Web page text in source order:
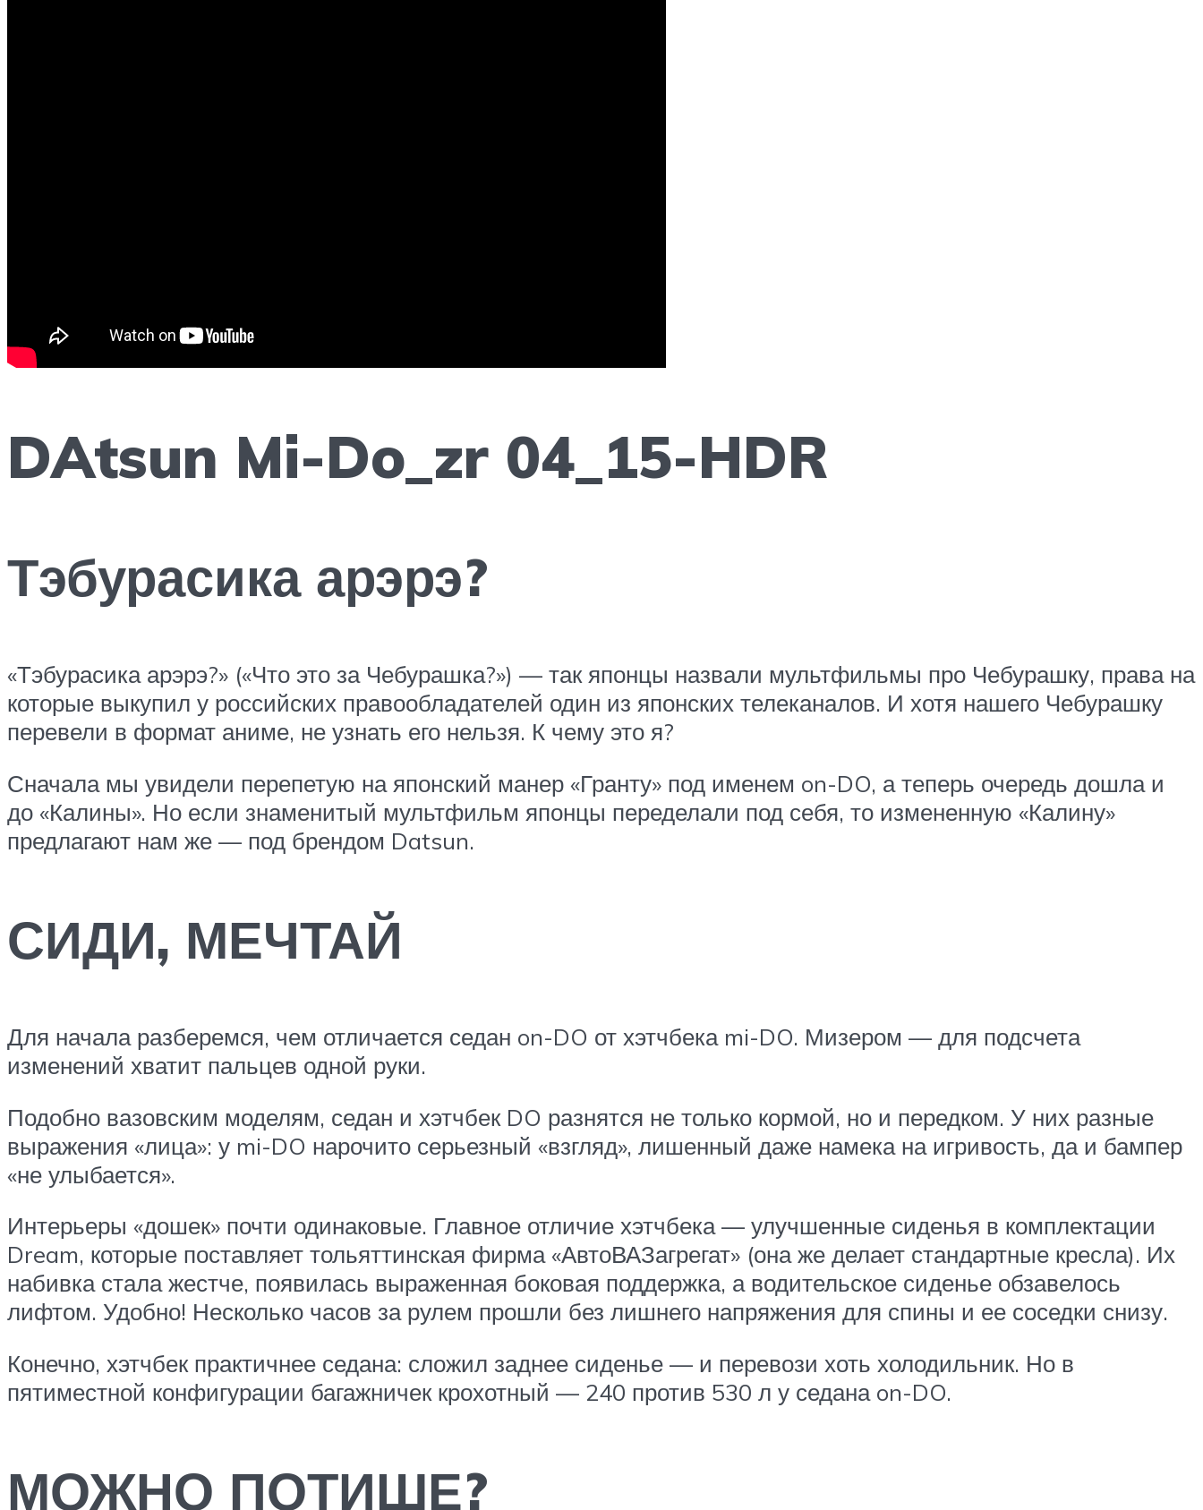
DAtsun Mi-Do_zr 04_15-HDR
Тэбурасика арэрэ?
«Тэбурасика арэрэ?» («Что это за Чебурашка?») — так японцы назвали мультфильмы про Чебурашку, права на
которые выкупил у российских правообладателей один из японских телеканалов. И хотя нашего Чебурашку
перевели в формат аниме, не узнать его нельзя. К чему это я?
Сначала мы увидели перепетую на японский манер «Гранту» под именем on-DO, а теперь очередь дошла и
до «Калины». Но если знаменитый мультфильм японцы переделали под себя, то измененную «Калину»
предлагают нам же — под брендом Datsun.
СИДИ, МЕЧТАЙ
Для начала разберемся, чем отличается седан on-DO от хэтчбека mi-DO. Мизером — для подсчета
изменений хватит пальцев одной руки.
Подобно вазовским моделям, седан и хэтчбек DO разнятся не только кормой, но и передком. У них разные
выражения «лица»: у mi-DO нарочито серьезный «взгляд», лишенный даже намека на игривость, да и бампер
«не улыбается».
Интерьеры «дошек» почти одинаковые. Главное отличие хэтчбека — улучшенные сиденья в комплектации
Dream, которые поставляет тольяттинская фирма «АвтоВАЗагрегат» (она же делает стандартные кресла). Их
набивка стала жестче, появилась выраженная боковая поддержка, а водительское сиденье обзавелось
лифтом. Удобно! Несколько часов за рулем прошли без лишнего напряжения для спины и ее соседки снизу.
Конечно, хэтчбек практичнее седана: сложил заднее сиденье — и перевози хоть холодильник. Но в
пятиместной конфигурации багажничек крохотный — 240 против 530 л у седана on-DO.
МОЖНО ПОТИШЕ?